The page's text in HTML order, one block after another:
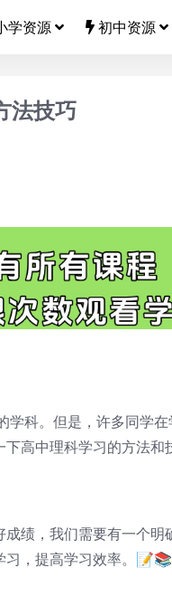
学资源 初中资源
法技巧
科。但是，许多同学
中理科学习的方法和技
绩，我们需要有一个
习，提高学习效率。📝📚